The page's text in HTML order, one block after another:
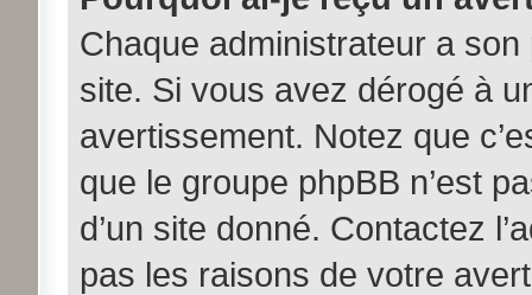
Chaque administrateur a
site. Si vous avez dérogé à
avertissement. Notez que
que le groupe phpBB n’est
d’un site donné. Contactez
pas les raisons de votre